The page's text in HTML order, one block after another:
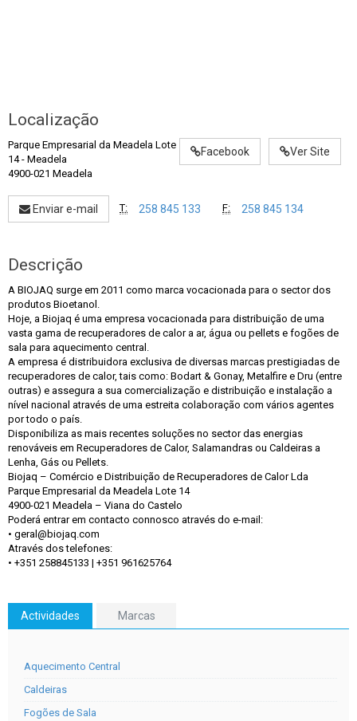
Localização
Ver Site
Facebook
Parque Empresarial da Meadela Lote
14- Meadela
4900-021 Meadela
Enviar e-mail T: 258 845 133 F: 258 845 134
Descrição
A BIOJAQ surge em 2011 como marca vocacionada para o sector dos
produtos Bioetanol.
Hoje, a Biojaq é uma empresa vocacionada para distribuição de uma
vasta gama de recuperadores de calor a ar, água ou pellets e fogões de
sala para aquecimento central.
A empresa é distribuidora exclusiva de diversas marcas prestigiadas de
recuperadores de calor, tais como: Bodart & Gonay, Metalfire e Dru (entre
outras) e assegura a sua comercialização e distribuição e instalação a
nível nacional através de uma estreita colaboração com vários agentes
por todo o país.
Disponibiliza as mais recentes soluções no sector das energias
renováveis em Recuperadores de Calor, Salamandras ou Caldeiras a
Lenha, Gás ou Pellets.
Biojaq – Comércio e Distribuição de Recuperadores de Calor Lda
Parque Empresarial da Meadela Lote 14
4900-021 Meadela – Viana do Castelo
Poderá entrar em contacto connosco através do e-mail:
• geral@biojaq.com
Através dos telefones:
• +351 258845133 | +351 961625764
Actividades Marcas
Aquecimento Central
Caldeiras
Fogões de Sala